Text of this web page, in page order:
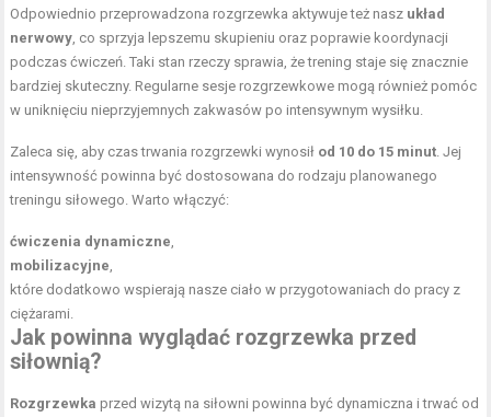
Odpowiednio przeprowadzona rozgrzewka aktywuje też nasz układ
nerwowy , co sprzyja lepszemu skupieniu oraz poprawie koordynacji
podczas ćwiczeń. Taki stan rzeczy sprawia, że trening staje się znacznie
bardziej skuteczny. Regularne sesje rozgrzewkowe mogą również pomóc
w uniknięciu nieprzyjemnych zakwasów po intensywnym wysiłku.
Zaleca się, aby czas trwania rozgrzewki wynosił od 10 do 15 minut . Jej
intensywność powinna być dostosowana do rodzaju planowanego
treningu siłowego. Warto włączyć:
ćwiczenia dynamiczne
mobilizacyjne
które dodatkowo wspierają nasze ciało w przygotowaniach do pracy z
ciężarami.
Jak powinna wyglądać rozgrzewka przed
siłownią?
Rozgrzewka przed wizytą na siłowni powinna być dynamiczna i trwać od